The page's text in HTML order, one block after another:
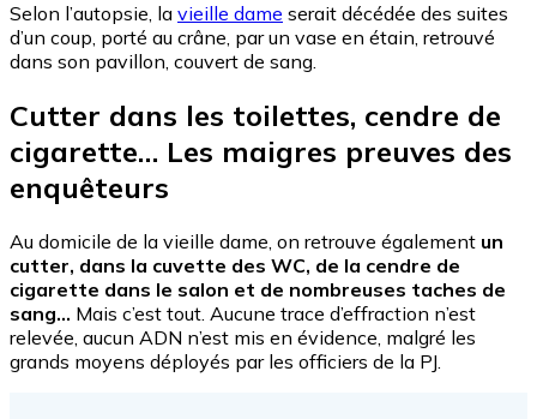
Selon l’autopsie, la vieille dame serait décédée des suites
d’un coup, porté au crâne, par un vase en étain, retrouvé
dans son pavillon, couvert de sang.
Cutter dans les toilettes, cendre de
cigarette… Les maigres preuves des
enquêteurs
Au domicile de la vieille dame, on retrouve également un
cutter, dans la cuvette des WC, de la cendre de
cigarette dans le salon et de nombreuses taches de
sang… Mais c’est tout. Aucune trace d’effraction n’est
relevée, aucun ADN n’est mis en évidence, malgré les
grands moyens déployés par les officiers de la PJ.